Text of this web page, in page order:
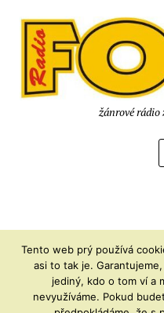
žánrové rádio
Tento web prý používá
asi to tak je.
jediný, kdo o tom ví a
nevyužíváme. Pokud